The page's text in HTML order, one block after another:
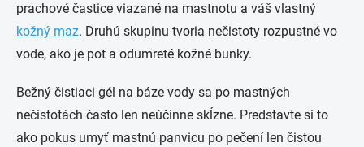
prachové častice viazané na mastnotu a váš vlastný
kožný maz. Druhú skupinu tvoria nečistoty rozpustné vo
vode, ako je pot a odumreté kožné bunky.
Bežný čistiaci gél na báze vody sa po mastných
nečistotách často len neúčinne skĺzne. Predstavte si to
ako pokus umyť mastnú panvicu po pečení len čistou